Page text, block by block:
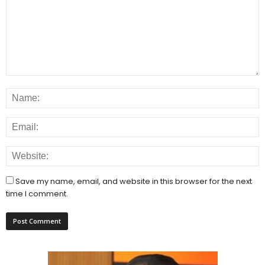
Save my name, email, and website in this browser for the next
time I comment.